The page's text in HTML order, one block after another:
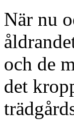
När nu
och de
det